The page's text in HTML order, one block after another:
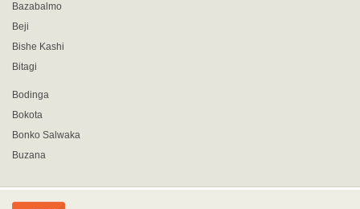
Bazabalmo
Beji
Bishe Kashi
Bitagi
Bodinga
Bokota
Bonko Salwaka
Buzana